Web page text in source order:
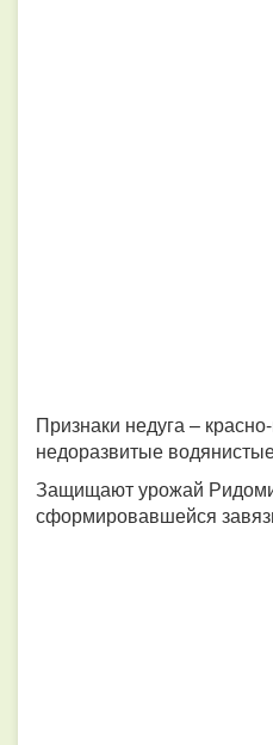
Признаки недуга –
недоразвитые
Защищают урожай
сформировавшейся